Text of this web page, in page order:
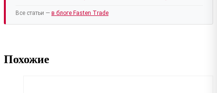
Все статьи — в блоге Fasten Trade
Похожие